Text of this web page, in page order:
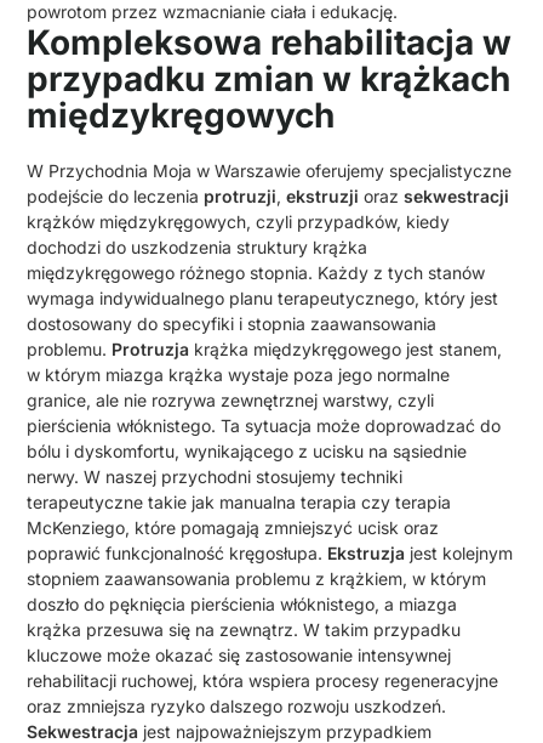
powrotom przez wzmacnianie ciała i edukację.
Kompleksowa rehabilitacja w
przypadku zmian w krążkach
międzykręgowych
W Przychodnia Moja w Warszawie oferujemy specjalistyczne
podejście do leczenia protruzji,ekstruzji orazsekwestracji
krążków międzykręgowych, czyli przypadków, kiedy
dochodzi do uszkodzenia struktury krążka
międzykręgowego różnego stopnia. Każdy z tych stanów
wymaga indywidualnego planu terapeutycznego, który jest
dostosowany do specyfiki i stopnia zaawansowania
problemu. Protruzja krążka międzykręgowego jest stanem,
w którym miazga krążka wystaje poza jego normalne
granice, ale nie rozrywa zewnętrznej warstwy, czyli
pierścienia włóknistego. Ta sytuacja może doprowadzać do
bólu i dyskomfortu, wynikającego z ucisku na sąsiednie
nerwy. W naszej przychodni stosujemy techniki
terapeutyczne takie jak manualna terapia czy terapia
McKenziego, które pomagają zmniejszyć ucisk oraz
poprawić funkcjonalność kręgosłupa. Ekstruzja jest kolejnym
stopniem zaawansowania problemu z krążkiem, w którym
doszło do pęknięcia pierścienia włóknistego, a miazga
krążka przesuwa się na zewnątrz. W takim przypadku
kluczowe może okazać się zastosowanie intensywnej
rehabilitacji ruchowej, która wspiera procesy regeneracyjne
oraz zmniejsza ryzyko dalszego rozwoju uszkodzeń.
Sekwestracja jest najpoważniejszym przypadkiem